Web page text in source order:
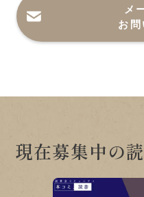
メ
お
現在募集中の